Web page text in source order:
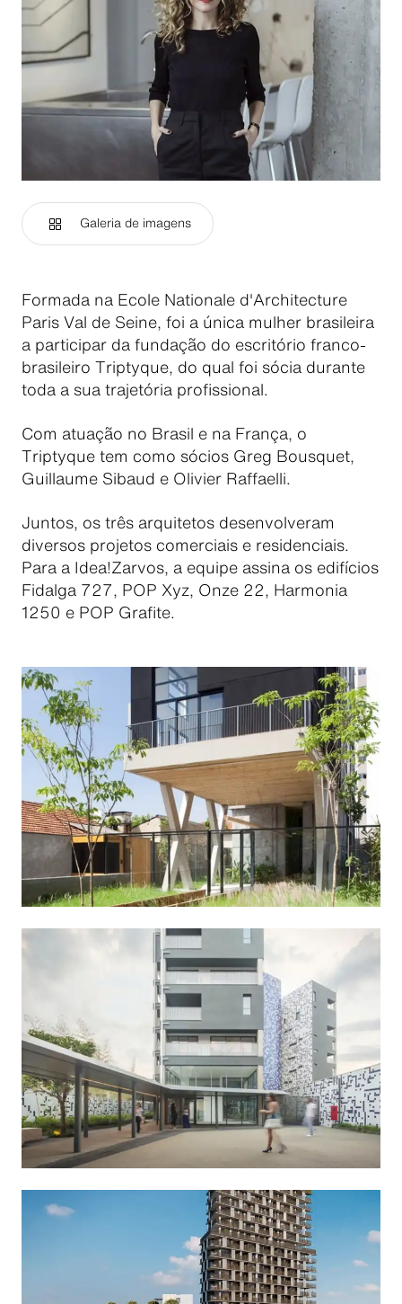
Galeria de imagens
Formada na Ecole Nationale d'Architecture
Paris Val de Seine, foi a única mulher brasileira
a participar da fundação do escritório franco-
brasileiro Triptyque, do qual foi sócia durante
toda a sua trajetória profissional.
Com atuação no Brasil e na França, o
Triptyque tem como sócios Greg Bousquet,
Guillaume Sibaud e Olivier Raffaelli.
Juntos, os três arquitetos desenvolveram
diversos projetos comerciais e residenciais.
Para a Idea!Zarvos, a equipe assina os edifícios
Fidalga 727, POP Xyz, Onze 22, Harmonia
1250 e POP Grafite.